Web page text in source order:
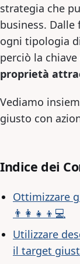
strategia che
business.
ogni tipologia
perciò la chiave
proprietà
Vediamo
giusto con
Indice dei
Ottimizzare
👨‍👩‍👧‍👦💻
Utilizzare
il target